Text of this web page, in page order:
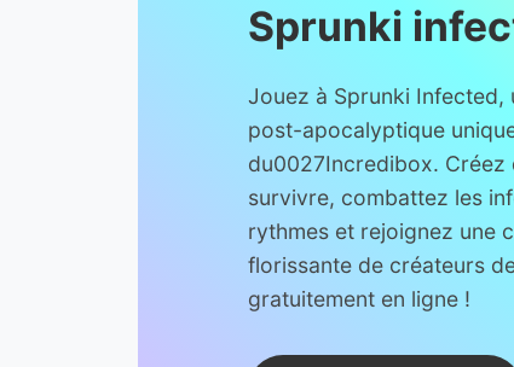
Sprunki
Jouez à Sprunki Infected,
post-apocalyptique
du0027Incredibox. Créez
survivre, combattez les
rythmes et rejoignez une
florissante de créateurs
gratuitement en ligne !